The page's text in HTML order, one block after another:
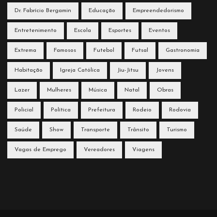
Dr. Fabrício Bergamin Educação Empreendedorismo
Entretenimento Escola Esportes Eventos
Extrema Famosos Futebol Futsal Gastronomia
Habitação Igreja Católica Jiu-Jitsu Jovens
Lazer Mulheres Música Natal Obras
Policial Política Prefeitura Rodeio Rodovia
Saúde Show Transporte Trânsito Turismo
Vagas de Emprego Vereadores Viagens